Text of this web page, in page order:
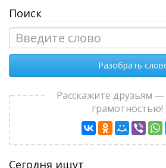
Поиск
Разобрать
Расскажите друзьям
грамотностью!
Сегодня ищут